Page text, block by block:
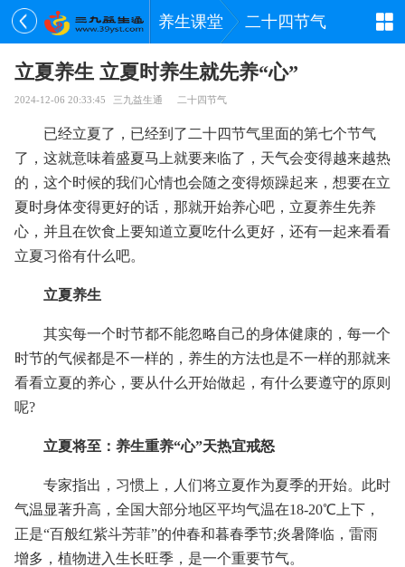
养生课堂 二十四节气
立夏养生 立夏时养生就先养“心”
2024-12-06 20:33:45 三九益生通 二十四节气
已经立夏了，已经到了二十四节气里面的第七个节气
了，这就意味着盛夏马上就要来临了，天气会变得越来越热
的，这个时候的我们心情也会随之变得烦躁起来，想要在立
夏时身体变得更好的话，那就开始养心吧，立夏养生先养
心，并且在饮食上要知道立夏吃什么更好，还有一起来看看
立夏习俗有什么吧。
立夏养生
其实每一个时节都不能忽略自己的身体健康的，每一个
时节的气候都是不一样的，养生的方法也是不一样的那就来
看看立夏的养心，要从什么开始做起，有什么要遵守的原则
呢?
立夏将至：养生重养“心”天热宜戒怒
专家指出，习惯上，人们将立夏作为夏季的开始。此时
气温显著升高，全国大部分地区平均气温在18-20℃上下，
正是“百般红紫斗芳菲”的仲春和暮春季节;炎暑降临，雷雨
增多，植物进入生长旺季，是一个重要节气。